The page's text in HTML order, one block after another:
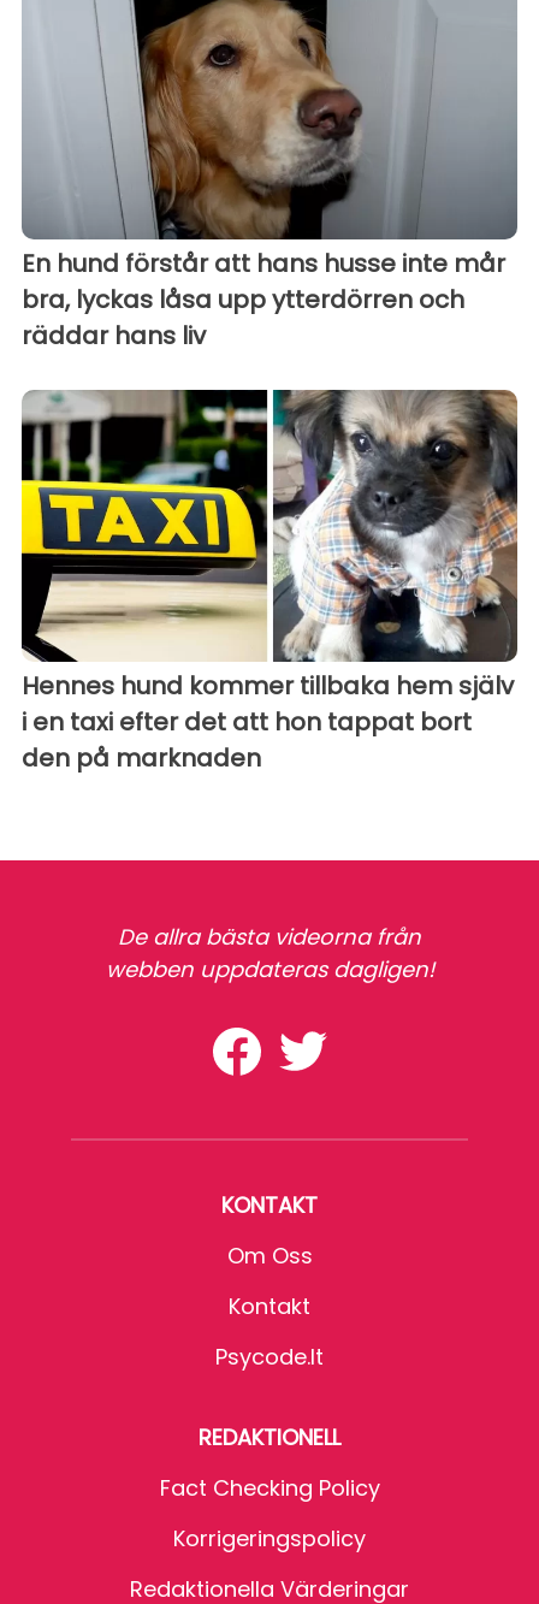
En hund förstår att hans husse inte mår
bra, lyckas låsa upp ytterdörren och
räddar hans liv
Hennes hund kommer tillbaka hem själv
i en taxi efter det att hon tappat bort
den på marknaden
De allra bästa videorna från
webben uppdateras dagligen!
KONTAKT
Om Oss
Kontakt
Psycode.it
REDAKTIONELL
Fact Checking Policy
Korrigeringspolicy
Redaktionella Värderingar